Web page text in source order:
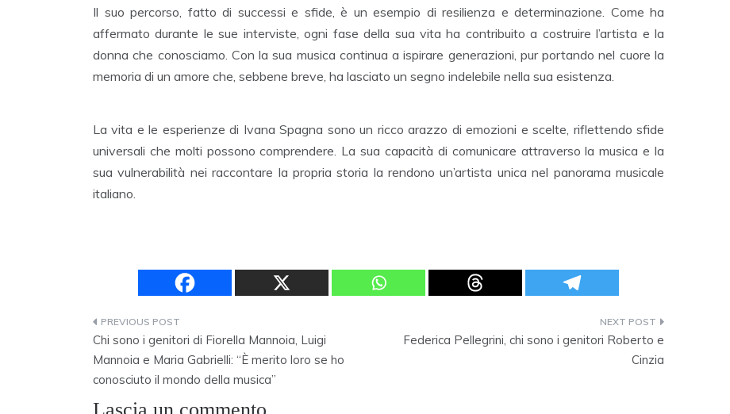
Il suo percorso, fatto di successi e sfide, è un esempio di resilienza e determinazione. Come ha
affermato durante le sue interviste, ogni fase della sua vita ha contribuito a costruire l’artista e la
donna che conosciamo. Con la sua musica continua a ispirare generazioni, pur portando nel cuore la
memoria di un amore che, sebbene breve, ha lasciato un segno indelebile nella sua esistenza.
La vita e le esperienze di Ivana Spagna sono un ricco arazzo di emozioni e scelte, riflettendo sfide
universali che molti possono comprendere. La sua capacità di comunicare attraverso la musica e la
sua vulnerabilità nei raccontare la propria storia la rendono un’artista unica nel panorama musicale
italiano.
Navigazione
articoli
Chi sono i genitori di Fiorella Mannoia, Luigi
Mannoia e Maria Gabrielli: “È merito loro se ho
conosciuto il mondo della musica”
Federica Pellegrini, chi sono i genitori Roberto e
Cinzia